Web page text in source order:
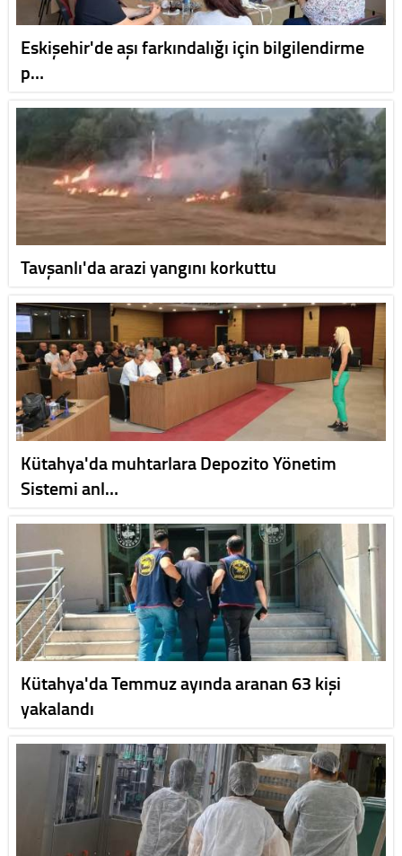
Eskişehir'de aşı farkındalığı için bilgilendirme
p…
Tavşanlı'da arazi yangını korkuttu
Kütahya'da muhtarlara Depozito Yönetim
Sistemi anl…
Kütahya'da Temmuz ayında aranan 63 kişi
yakalandı